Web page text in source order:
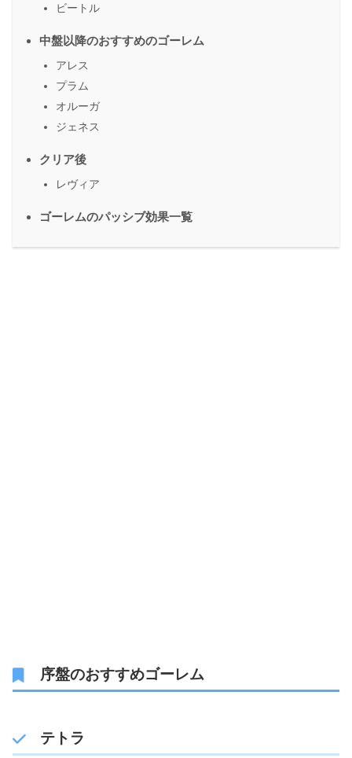
ビートル
中盤以降のおすすめのゴーレム
アレス
プラム
オルーガ
ジェネス
クリア後
レヴィア
ゴーレムのパッシブ効果一覧
序盤のおすすめゴーレム
テトラ